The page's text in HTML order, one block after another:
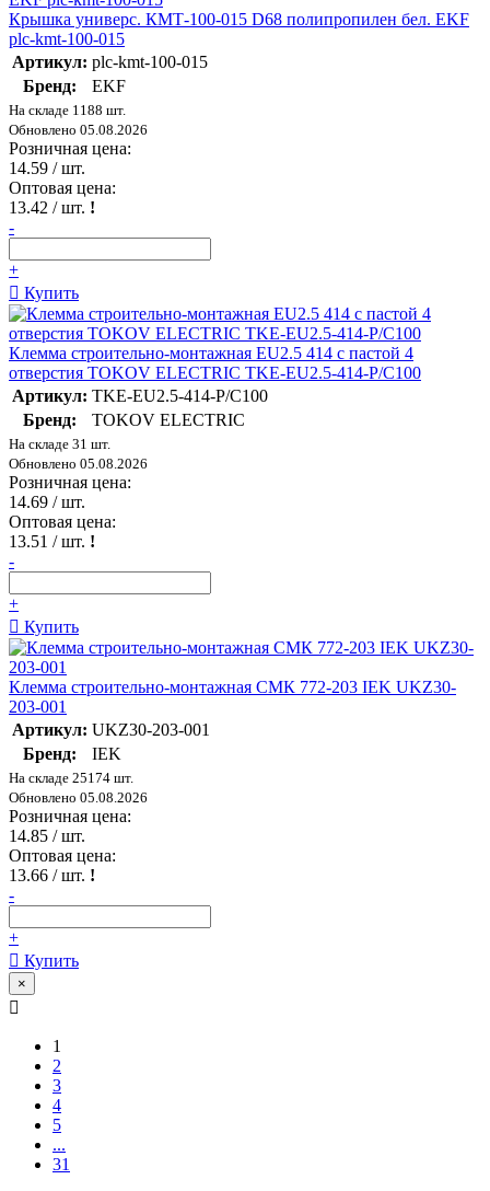
Крышка универс. КМТ-100-015 D68 полипропилен бел. EKF
plc-kmt-100-015
Артикул: plc-kmt-100-015
Бренд:
EKF
На складе 1188 шт.
Обновлено 05.08.2026
Розничная цена:
14.59 / шт.
Оптовая цена:
13.42 / шт. !
-
+
Купить
Клемма строительно-монтажная EU2.5 414 с пастой 4
отверстия TOKOV ELECTRIC TKE-EU2.5-414-P/C100
Артикул: TKE-EU2.5-414-P/C100
Бренд:
TOKOV ELECTRIC
На складе 31 шт.
Обновлено 05.08.2026
Розничная цена:
14.69 / шт.
Оптовая цена:
13.51 / шт. !
-
+
Купить
Клемма строительно-монтажная СМК 772-203 IEK UKZ30-
203-001
Артикул: UKZ30-203-001
Бренд:
IEK
На складе 25174 шт.
Обновлено 05.08.2026
Розничная цена:
14.85 / шт.
Оптовая цена:
13.66 / шт. !
-
+
Купить
×
1
2
3
4
5
...
31